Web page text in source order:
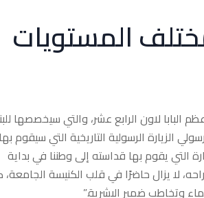
المستويات
البابا لاون الرابع عشر، والتي سيخصصها
الزيارة الرسولية التاريخية التي سيقوم بها
التي يقوم بها قداسته إلى وطننا في بداية
لا يزال حاضرًا في قلب الكنيسة الجامعة،
وتخاطب ضمير البشرية.”